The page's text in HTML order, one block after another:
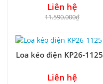
Liên hệ
11.590.000₫
Loa kéo điện KP26-1125
Liên hệ